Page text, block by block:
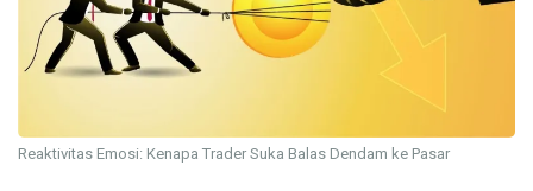
Reaktivitas Emosi: Kenapa Trader Suka Balas Dendam ke Pasar